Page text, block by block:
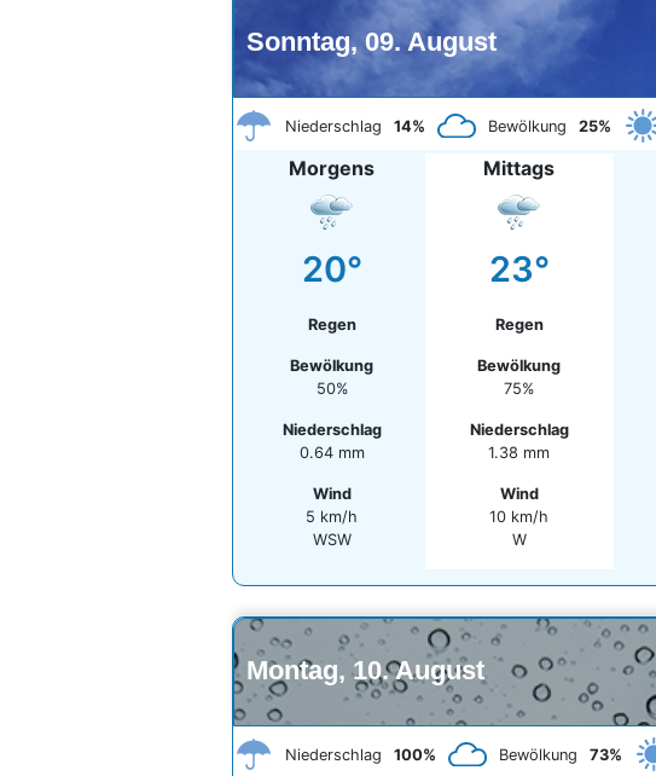
Sonntag, 09. August
Niederschlag 14% Bewölkung 25%
Morgens
20°
Regen
Bewölkung
50%
Niederschlag
0.64 mm
Wind
5 km/h
WSW
Mittags
23°
Regen
Bewölkung
75%
Niederschlag
1.38 mm
Wind
10 km/h
W
Montag, 10. August
Niederschlag 100% Bewölkung 73%